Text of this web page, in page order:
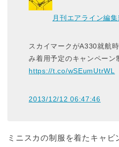
月刊エアライン編
スカイマークがA330就航
み着用予定のキャンペーン
https://t.co/wSEumUtrWL
2013/12/12 06:47:46
ミニスカの制服を着たキャビ